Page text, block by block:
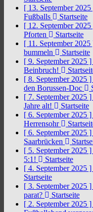
[ 13. September 2025
Fußballs
Startseite
[ 12. September 2025
Pforten
Startseite
[ 11. September 2025
bummeln
Startseite
[ 9. September 2025 ]
Beinbruch!
[ 8. September 2025 ]
den Borussen-Doc
[ 7. September 2025 ]
Jahre alt!
Startseite
[ 6. September 2025 ]
Herrensohr
[ 6. September 2025 ]
Saarbrücken
[ 5. September 2025 ]
5:1!
Startseite
[ 4. September 2025 ]
Startseite
[ 3. September 2025 ]
parat?
Startseite
[ 2. September 2025 ]